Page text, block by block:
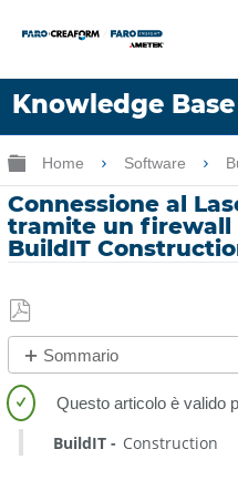
Knowledge Base
Lingua
Chiedere aiuto
Ingrandisci/riduci
Home Software
Connessione al
tramite un firewall
BuildIT
Salva
come
PDF
Sommario
No
intestazioni
BuildIT Construction